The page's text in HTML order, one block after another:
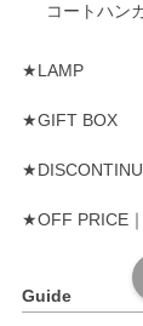
コートハン
★LAMP
★GIFT BOX
★OFF PRICE
Guide